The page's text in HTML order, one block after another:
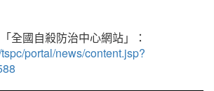
全國自殺防治中心網站」：
portal/news/content.jsp?